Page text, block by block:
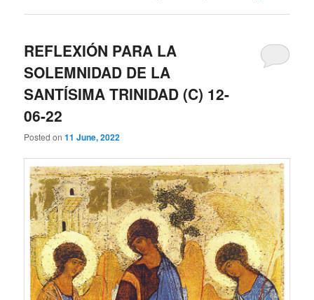
REFLEXIÓN PARA LA
SOLEMNIDAD DE LA
SANTÍSIMA TRINIDAD (C) 12-
06-22
Posted on11 June, 2022